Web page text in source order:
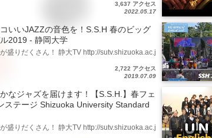
3,637 アクセス
2022.05.17
いいJAZZの音色を！S.S.H 春のビッグ
2019 - 静岡大学
盛りだくさん！ 静大TV http://sutv.shizuoka.ac.j
2,722 アクセス
2019.07.09
なジャズを届けます！【S.S.H.】春フェ
ステージ Shizuoka University Standard
盛りだくさん！ 静大TV http://sutv.shizuoka.ac.j